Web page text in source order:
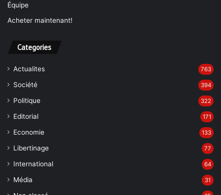
Équipe
Acheter maintenant!
Categories
Actualites 763
Société 394
Politique 322
Editorial 171
Economie 133
Libertinage 77
International 64
Média 31